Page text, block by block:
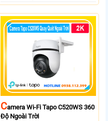
CAmera Wi-Fi Tapo C520WS 360
Độ Ngoài Trời